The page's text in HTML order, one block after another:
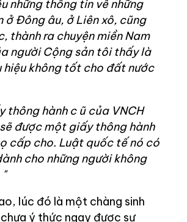
những thông tin về những
ở Đông âu, ở Liên xô, cũng
thành ra chuyện miền Nam
người Cộng sản tôi thấy là
hiệu không tốt cho đất nước
thông hành c ũ của VNCH
được một giấy thông hành
cấp cho. Luật quốc tế nó có
cho những người không
"
lúc đó là một chàng sinh
ý thức ngay được sự